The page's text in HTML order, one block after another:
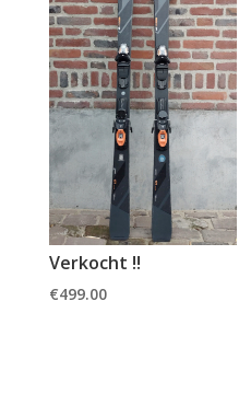
Verkocht !!
€499.00